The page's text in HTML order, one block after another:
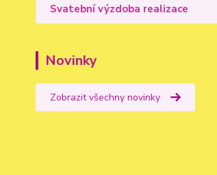
Svatební výzdoba realizace
Novinky
Zobrazit všechny novinky